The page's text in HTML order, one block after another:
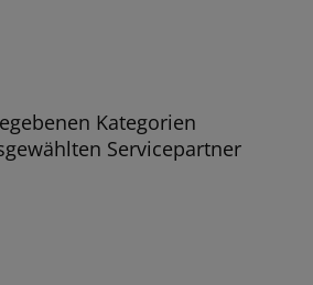
Kategorien
Servicepartner